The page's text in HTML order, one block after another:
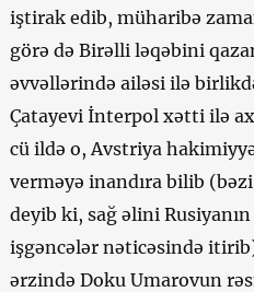
iştirak edib, müharibə
görə də Birəlli ləqəbini
əvvəllərində ailəsi ilə
Çatayevi İnterpol xətti ilə
cü ildə o, Avstriya
verməyə inandıra bilib
deyib ki, sağ əlini Rusiyanın
işgəncələr nəticəsində
ərzində Doku Umarovun